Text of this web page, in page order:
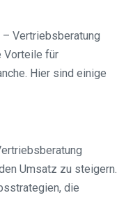
– Vertriebsberatung
Vorteile für
Hier sind einige
Umsatz zu steigern.
die